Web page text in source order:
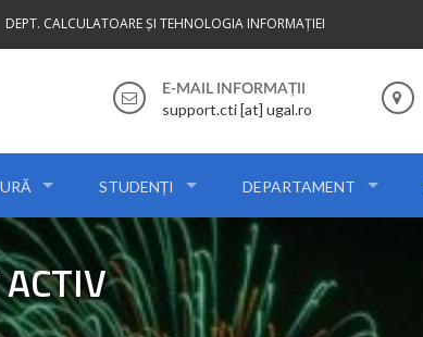
DEPT. CALCULATOARE ȘI TEHNOLOGIA INFORMAȚIEI
E-MAIL INFORMAȚII
support.cti [at] ugal.ro
STUDENȚI DEPARTAMENT